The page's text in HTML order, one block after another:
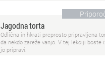
Jagodna torta
Odlična in hkrati preprosto pripravljena
da nekdo zareže vanjo. V tej lekciji boste
jo pripravi.